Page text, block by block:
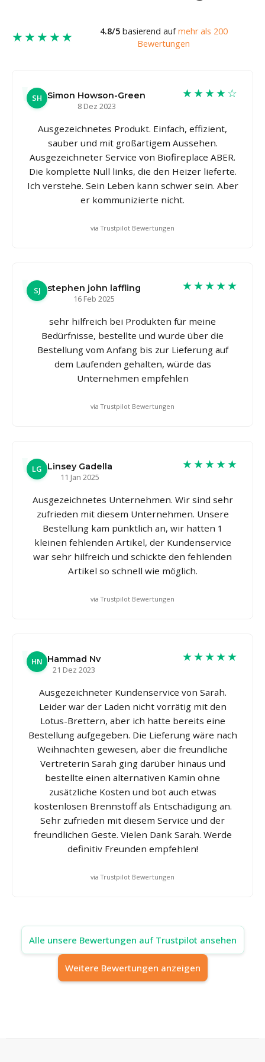
★★★★★ 4.8/5basierend aufmehr als 200
Bewertungen
SH Simon Howson-Green
8 Dez 2023
★★★★☆
Ausgezeichnetes Produkt. Einfach, effizient,
sauber und mit großartigem Aussehen.
Ausgezeichneter Service von Biofireplace ABER.
Die komplette Null links, die den Heizer lieferte.
Ich verstehe. Sein Leben kann schwer sein. Aber
er kommunizierte nicht.
via Trustpilot Bewertungen
SJ
stephen john laffling
16 Feb 2025
★★★★★
sehr hilfreich bei Produkten für meine
Bedürfnisse, bestellte und wurde über die
Bestellung vom Anfang bis zur Lieferung auf
dem Laufenden gehalten, würde das
Unternehmen empfehlen
via Trustpilot Bewertungen
LG
Linsey Gadella
11 Jan 2025
★★★★★
Ausgezeichnetes Unternehmen. Wir sind sehr
zufrieden mit diesem Unternehmen. Unsere
Bestellung kam pünktlich an, wir hatten 1
kleinen fehlenden Artikel, der Kundenservice
war sehr hilfreich und schickte den fehlenden
Artikel so schnell wie möglich.
via Trustpilot Bewertungen
HN Hammad Nv
21 Dez 2023
★★★★★
Ausgezeichneter Kundenservice von Sarah.
Leider war der Laden nicht vorrätig mit den
Lotus-Brettern, aber ich hatte bereits eine
Bestellung aufgegeben. Die Lieferung wäre nach
Weihnachten gewesen, aber die freundliche
Vertreterin Sarah ging darüber hinaus und
bestellte einen alternativen Kamin ohne
zusätzliche Kosten und bot auch etwas
kostenlosen Brennstoff als Entschädigung an.
Sehr zufrieden mit diesem Service und der
freundlichen Geste. Vielen Dank Sarah. Werde
definitiv Freunden empfehlen!
via Trustpilot Bewertungen
Alle unsere Bewertungen auf Trustpilot ansehen
Weitere Bewertungen anzeigen